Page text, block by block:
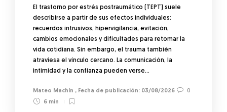
El trastorno por estrés postraumático (TEPT) suele
describirse a partir de sus efectos individuales:
recuerdos intrusivos, hipervigilancia, evitación,
cambios emocionales y dificultades para retomar la
vida cotidiana. Sin embargo, el trauma también
atraviesa el vínculo cercano. La comunicación, la
intimidad y la confianza pueden verse…
Mateo Machín , 03/08/2026
0
6 min